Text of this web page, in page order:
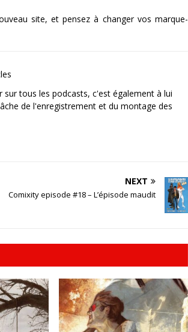
site, et pensez à changer vos marque-
tous les podcasts, c'est également à lui
de l'enregistrement et du montage des
NEXT
Comixity episode #18 – L’épisode maudit